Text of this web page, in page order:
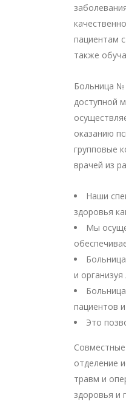
пациентам
также
Больница №
доступной
оказанию
групповые
врачей из
Наши
здоровья
Мы
и
пациентов
Это
отделение
травм и
здоровья и